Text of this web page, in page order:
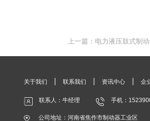
上一篇：电力液压鼓式制
关于我们 联系我们 资讯中心 企
联系人：牛经理 手机：
公司地址：河南省焦作市制动器工业区